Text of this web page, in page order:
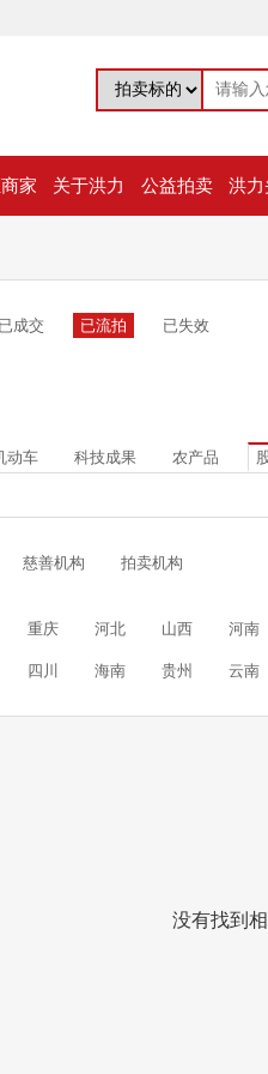
家 关于洪力 公益拍卖 洪力
已成交 已流拍 已失效
动车 科技成果 农产品
慈善机构 拍卖机构
重庆 河北 山西 河南
四川 海南 贵州 云南
没有找到